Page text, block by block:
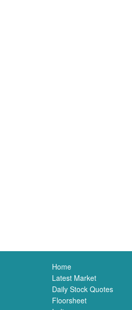
Home
Latest Market
Daily Stock Quotes
Floorsheet